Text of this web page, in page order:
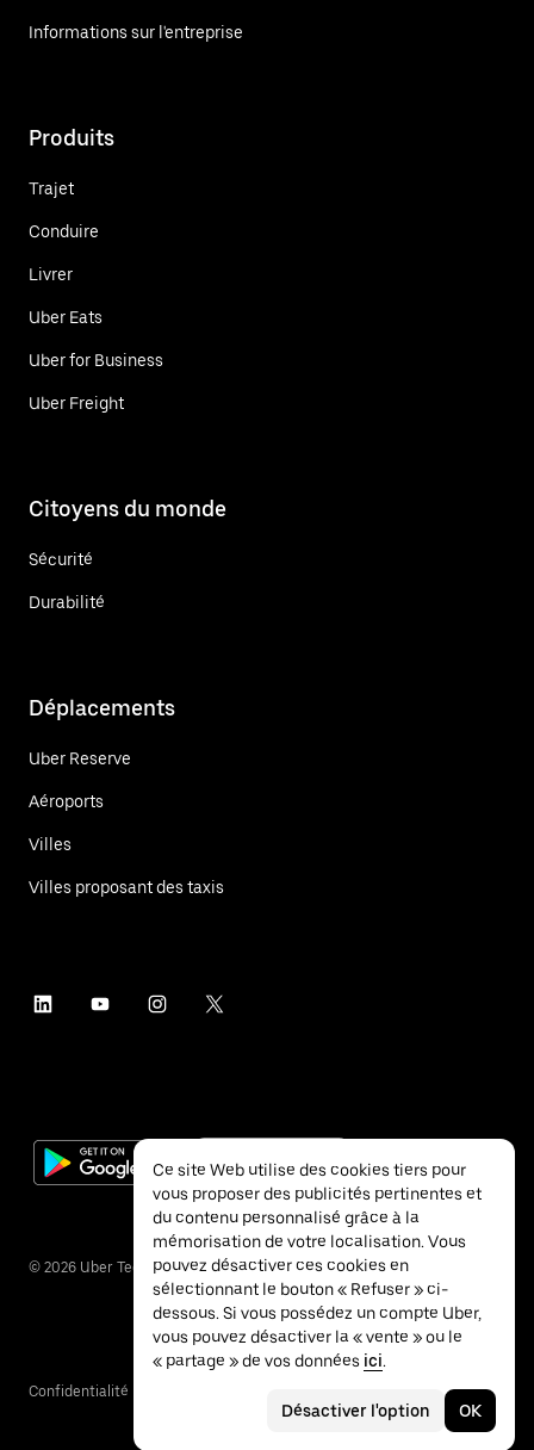
Informations sur l'entreprise
Produits
Trajet
Conduire
Livrer
Uber Eats
Uber for Business
Uber Freight
Citoyens du monde
Sécurité
Durabilité
Déplacements
Uber Reserve
Aéroports
Villes
Villes proposant des taxis
© 2026 Uber Technologies Inc.
Confidentialité
Ce site Web utilise des cookies tiers pour
vous proposer des publicités pertinentes et
du contenu personnalisé grâce à la
mémorisation de votre localisation. Vous
pouvez désactiver ces cookies en
sélectionnant le bouton « Refuser » ci-
dessous. Si vous possédez un compte Uber,
vous pouvez désactiver la « vente » ou le
« partage » de vos données ici.
Désactiver l'option OK